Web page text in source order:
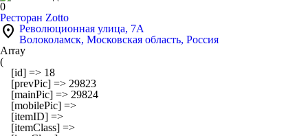
0
Ресторан Zotto
location_on Революционная улица, 7А
Волоколамск, Московская область, Россия
Array
(
    [id] => 18
    [prevPic] => 29823
    [mainPic] => 29824
    [mobilePic] =>
    [itemID] =>
    [itemClass] =>